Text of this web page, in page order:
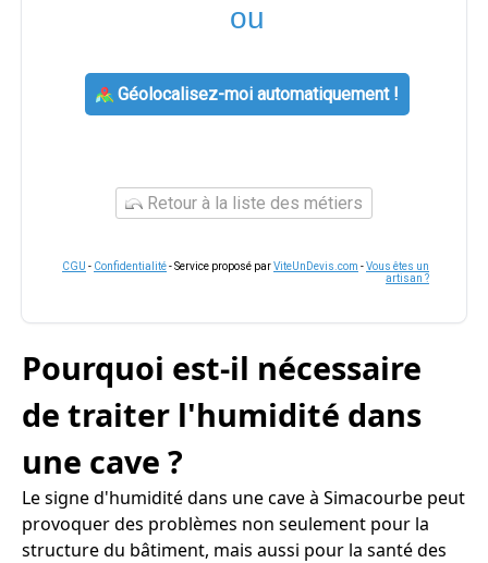
ou
Géolocalisez-moi automatiquement !
Retour à la liste des métiers
CGU - Confidentialité- Service proposé parViteUnDevis.com -Vous êtes un
artisan ?
Pourquoi est-il nécessaire
de traiter l'humidité dans
une cave ?
Le signe d'humidité dans une cave à Simacourbe peut
provoquer des problèmes non seulement pour la
structure du bâtiment, mais aussi pour la santé des